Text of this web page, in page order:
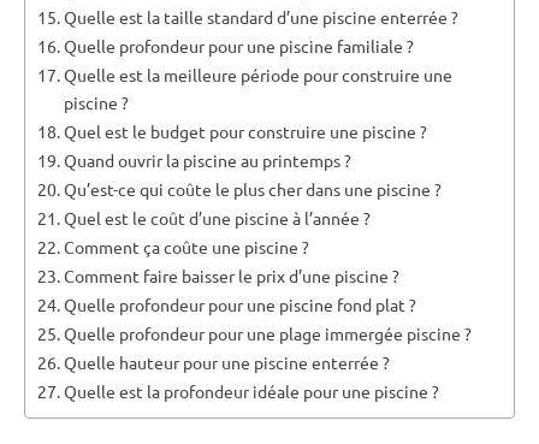
Quelle est la taille standard d’une piscine enterrée ?
Quelle profondeur pour une piscine familiale ?
Quelle est la meilleure période pour construire une
piscine ?
Quel est le budget pour construire une piscine ?
Quand ouvrir la piscine au printemps ?
Qu’est-ce qui coûte le plus cher dans une piscine ?
Quel est le coût d’une piscine à l’année ?
Comment ça coûte une piscine ?
Comment faire baisser le prix d’une piscine ?
Quelle profondeur pour une piscine fond plat ?
Quelle profondeur pour une plage immergée piscine ?
Quelle hauteur pour une piscine enterrée ?
Quelle est la profondeur idéale pour une piscine ?